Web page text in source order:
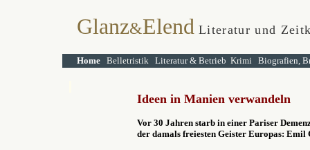
Glanz&Elend Literatur und
Home Belletristik Literatur & Betrieb Krimi Biografien,
Ideen in Manien verwandeln
Vor 30 Jahren starb in einer Pariser
der damals freiesten Geister Europas: Emil